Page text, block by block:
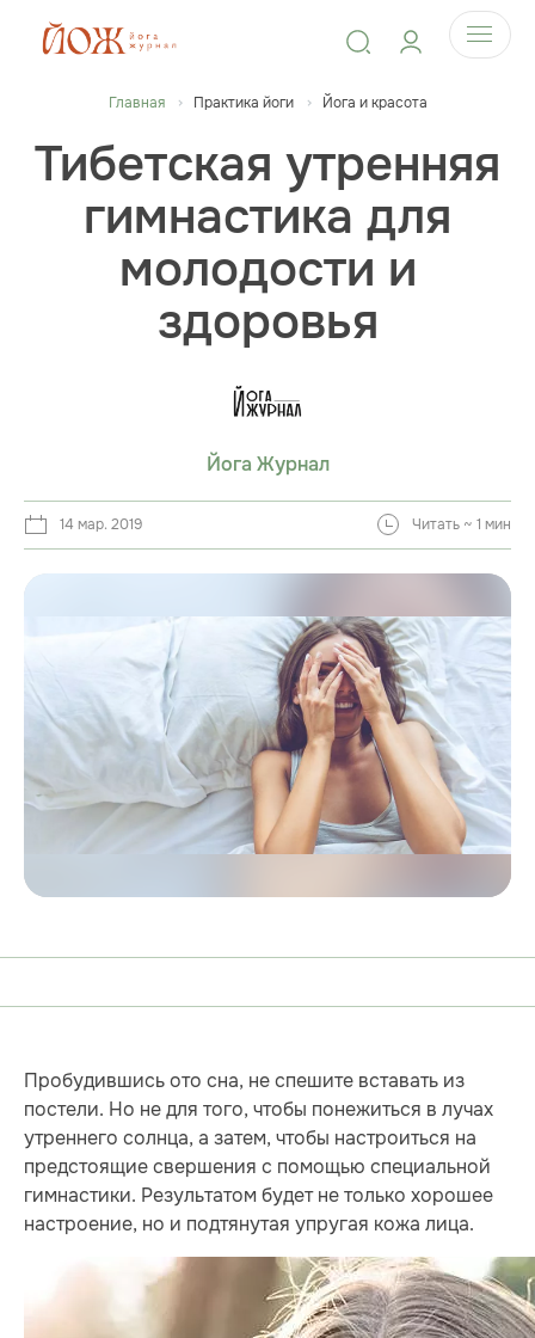
Главная Практика йоги Йога и красота
Тибетская утренняя
гимнастика для
молодости и
здоровья
Йога Журнал
14 мар. 2019 Читать ~ 1 мин
Пробудившись ото сна, не спешите вставать из
постели. Но не для того, чтобы понежиться в лучах
утреннего солнца, а затем, чтобы настроиться на
предстоящие свершения с помощью специальной
гимнастики. Результатом будет не только хорошее
настроение, но и подтянутая упругая кожа лица.